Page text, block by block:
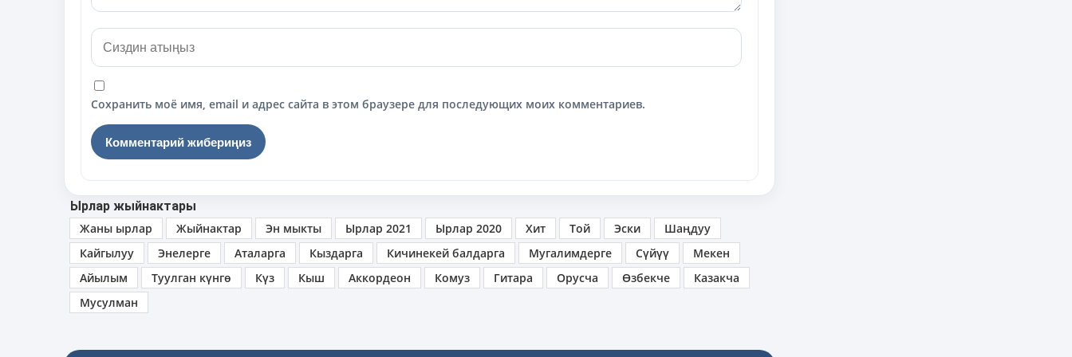
Сохранить моё имя, email и адрес сайта в этом браузере для последующих моих комментариев.
Ырлар жыйнактары
Жаны ырлар
Жыйнактар Эн мыкты Ырлар 2021 Ырлар 2020 Хит Той Эски
Шаңдуу
Кайгылуу
Энелерге Аталарга Кыздарга Кичинекей балдарга Мугалимдерге Сүйүү
Мекен
Айылым
Туулган күнгө Күз Кыш Аккордеон Комуз Гитара Орусча Өзбекче
Казакча
Мусулман